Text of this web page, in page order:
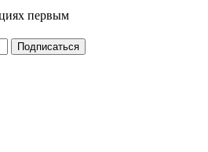
первым